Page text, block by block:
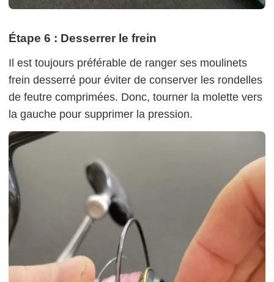
Étape 6 : Desserrer le frein
Il est toujours préférable de ranger ses moulinets
frein desserré pour éviter de conserver les rondelles
de feutre comprimées. Donc, tourner la molette vers
la gauche pour supprimer la pression.